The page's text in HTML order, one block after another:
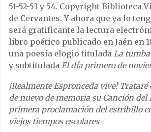
51-52-53 y 54. Copyright Biblioteca
de Cervantes. Y ahora que ya lo
será gratificante la lectura
libro poético publicado en Jaén en
una poesía elogio titulada La tumba
y subtitulada El día primero de
¡Realmente Espronceda vive!
de nuevo de memoria su Canción
primera proclamación del estribillo
viejos tiempos escolares